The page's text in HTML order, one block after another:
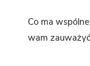
Co ma
wam